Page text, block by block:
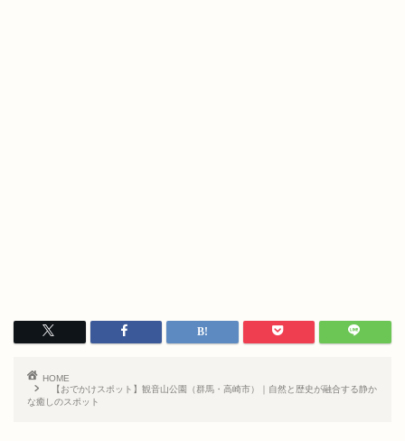
HOME
【おでかけスポット】観音山公園（群馬・高崎市）｜自然と歴史が融合する静か
な癒しのスポット